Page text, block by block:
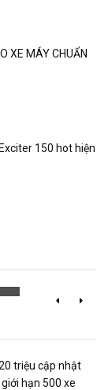
XE MÁY CHUẨN
150 hot hiện
triệu cập nhật
hạn 500 xe